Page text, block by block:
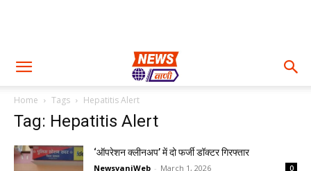
Home Tags Hepatitis Alert
Tag: Hepatitis Alert
‘ऑपरेशन क्लीनअप’ में दो फर्जी डॉक्टर गिरफ्तार
NewsvaniWeb - March 1, 2026 0